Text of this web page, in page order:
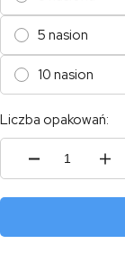
5 nasion
10 nasion
Liczba opakowań:
ilość